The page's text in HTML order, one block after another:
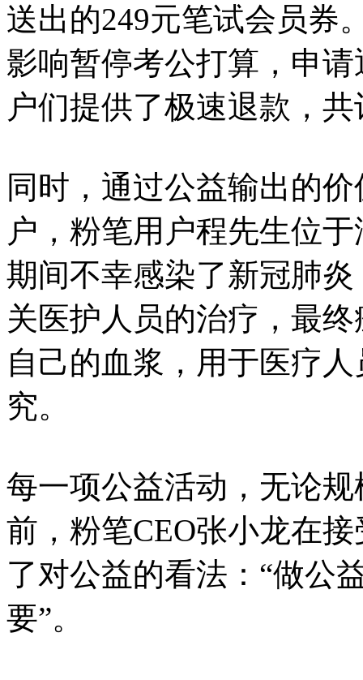
送出的249元笔试会员券
影响暂停考公打算，申
户们提供了极速退款，
同时，通过公益输出的
户，粉笔用户程先生位
期间不幸感染了新冠肺
关医护人员的治疗，最
自己的血浆，用于医疗
究。
每一项公益活动，无论
前，粉笔CEO张小龙在
了对公益的看法：“做公
要”。